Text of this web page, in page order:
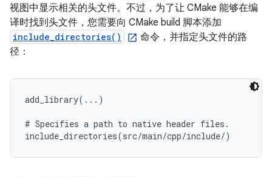
视图中显示相关的头文件。不过，为了让 CMake 能够在编
译时找到头文件，您需要向 CMake build 脚本添加
include_directories()
命令，并指定头文件的路
径：
add_library(...)
# Specifies a path to native header files.